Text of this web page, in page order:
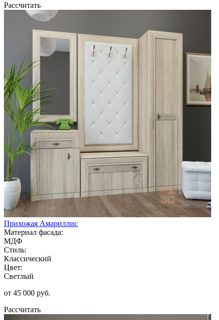
Рассчитать
Прихожая Амариллис
Материал фасада:
МДФ
Стиль:
Классический
Цвет:
Светлый
от 45 000 руб.
Рассчитать